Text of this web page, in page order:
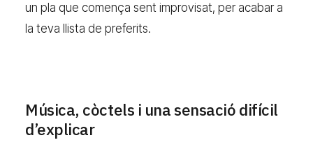
un pla que comença sent improvisat, per acabar a
la teva llista de preferits.
Música, còctels i una sensació difícil
d’explicar